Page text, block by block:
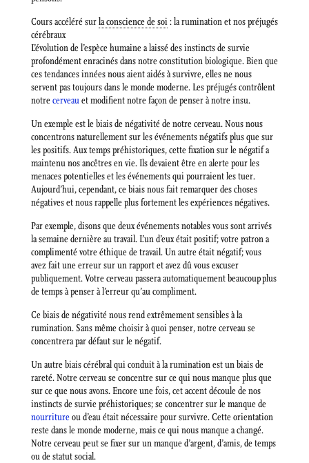
Cours accéléré surla conscience de soi: la rumination et nos préjugés
cérébraux
L’évolution de l’espèce humaine a laissé des instincts de survie
profondément enracinés dans notre constitution biologique. Bien que
ces tendances innées nous aient aidés à survivre, elles ne nous
servent pas toujours dans le monde moderne. Les préjugés contrôlent
notrecerveauet modifient notre façon de penser à notre insu.
Un exemple est le biais de négativité de notre cerveau. Nous nous
concentrons naturellement sur les événements négatifs plus que sur
les positifs. Aux temps préhistoriques, cette fixation sur le négatif a
maintenu nos ancêtres en vie. Ils devaient être en alerte pour les
menaces potentielles et les événements qui pourraient les tuer.
Aujourd’hui, cependant, ce biais nous fait remarquer des choses
négatives et nous rappelle plus fortement les expériences négatives.
Par exemple, disons que deux événements notables vous sont arrivés
la semaine dernière au travail. L’un d’eux était positif; votre patron a
complimenté votre éthique de travail. Un autre était négatif; vous
avez fait une erreur sur un rapport et avez dû vous excuser
publiquement. Votre cerveau passera automatiquement beaucoup plus
de temps à penser à l’erreur qu’au compliment.
Ce biais de négativité nous rend extrêmement sensibles à la
rumination. Sans même choisir à quoi penser, notre cerveau se
concentrera par défaut sur le négatif.
Un autre biais cérébral qui conduit à la rumination est un biais de
rareté. Notre cerveau se concentre sur ce qui nous manque plus que
sur ce que nous avons. Encore une fois, cet accent découle de nos
instincts de survie préhistoriques; se concentrer sur le manque de
nourritureou d’eau était nécessaire pour survivre. Cette orientation
reste dans le monde moderne, mais ce qui nous manque a changé.
Notre cerveau peut se fixer sur un manque d’argent, d’amis, de temps
ou de statut social.